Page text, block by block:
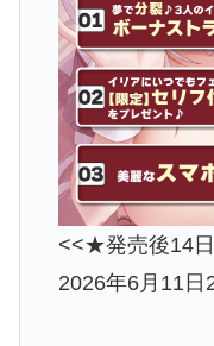
<<★発売後14
2026年6月11日